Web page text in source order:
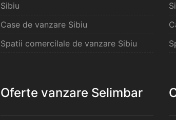
Sibiu
Case de vanzare Sibiu
Spatii comercilale de vanzare Sibiu
Oferte vanzare Selimbar